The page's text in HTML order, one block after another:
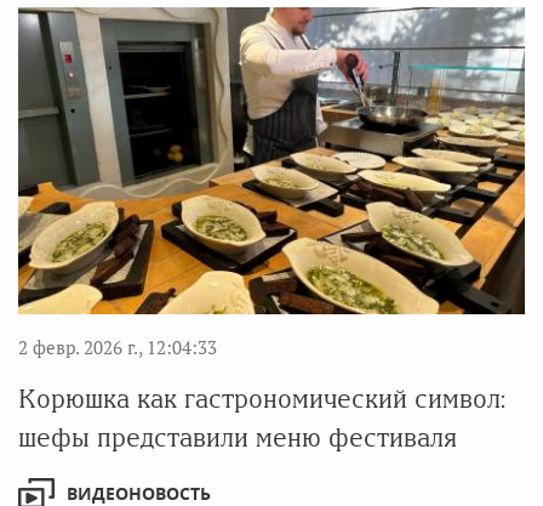
2 февр. 2026 г., 12:04:33
Корюшка как гастрономический символ:
шефы представили меню фестиваля
ВИДЕОНОВОСТЬ